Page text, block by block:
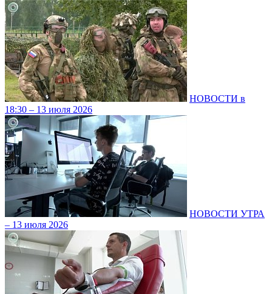
НОВОСТИ в
18:30 – 13 июля 2026
НОВОСТИ УТРА
– 13 июля 2026